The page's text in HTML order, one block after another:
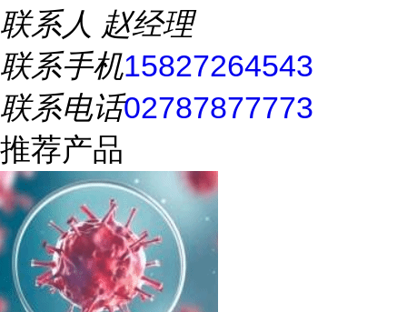
联系人 赵经理
联系手机15827264543
联系电话02787877773
推荐产品